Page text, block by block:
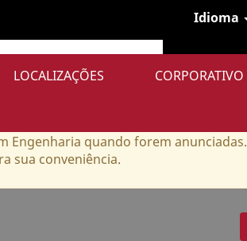
Idioma
LOCALIZAÇÕES
CORPORATIVO
Engenharia quando forem anunciadas.
sua conveniência.